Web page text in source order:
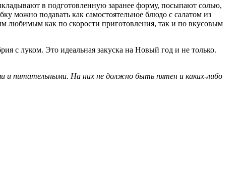
в подготовленную заранее форму, посыпают солью,
можно подавать как самостоятельное блюдо с салатом из
любимым как по скорости приготовления, так и по вкусовым
с луком. Это идеальная закуска на Новый год и не только.
и питательными. На них не должно быть пятен и каких-либо